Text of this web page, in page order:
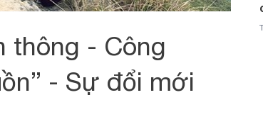
thông - Công
- Sự đổi mới